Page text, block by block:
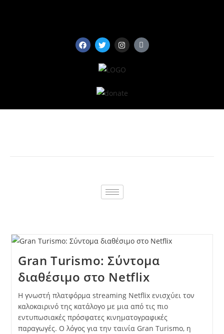
Gran Turismo: Σύντομα
διαθέσιμο στο Netflix
Η γνωστή πλατφόρμα streaming Netflix ενισχύει τον
καλοκαιρινό της κατάλογο με μια από τις πιο
εντυπωσιακές πρόσφατες κινηματογραφικές
παραγωγές. Ο λόγος για την ταινία Gran Turismo, η